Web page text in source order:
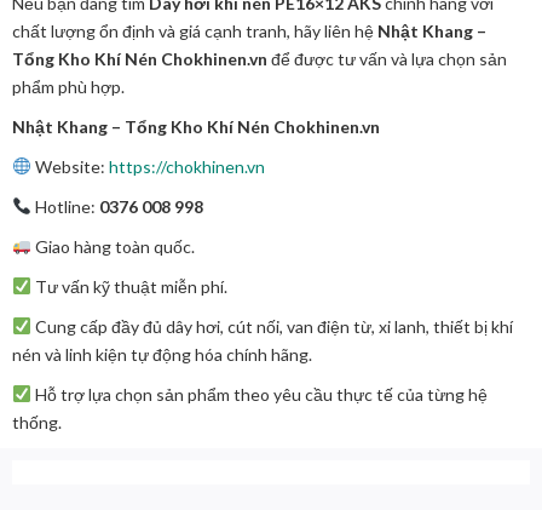
chất lượng ổn định và giá cạnh tranh, hãy liên hệ Nhật Khang –
Tổng Kho Khí Nén Chokhinen.vn để được tư vấn và lựa chọn sản
phẩm phù hợp.
Nhật Khang – Tổng Kho Khí Nén Chokhinen.vn
Website: https://chokhinen.vn
Hotline: 0376 008 998
Giao hàng toàn quốc.
Tư vấn kỹ thuật miễn phí.
Cung cấp đầy đủ dây hơi, cút nối, van điện từ, xi lanh, thiết bị khí
nén và linh kiện tự động hóa chính hãng.
Hỗ trợ lựa chọn sản phẩm theo yêu cầu thực tế của từng hệ
thống.